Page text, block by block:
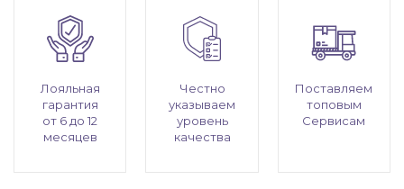
Лояльная
гарантия
от 6 до 12
месяцев
Честно
указываем
уровень
качества
Поставляем
топовым
Сервисам